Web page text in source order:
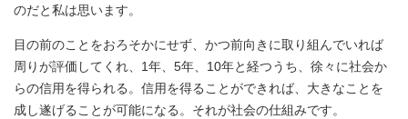
のだと私は思います。
目の前のことをおろそかにせず、かつ前向きに取り組んでいれば
周りが評価してくれ、1年、5年、10年と経つうち、徐々に社会か
らの信用を得られる。信用を得ることができれば、大きなことを
成し遂げることが可能になる。それが社会の仕組みです。